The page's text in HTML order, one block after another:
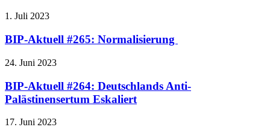
1. Juli 2023
BIP-Aktuell #265: Normalisierung
24. Juni 2023
BIP-Aktuell #264: Deutschlands Anti-
Palästinensertum Eskaliert
17. Juni 2023